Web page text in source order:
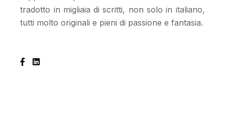
tradotto in migliaia di scritti, non solo in italiano,
tutti molto originali e pieni di passione e fantasia.